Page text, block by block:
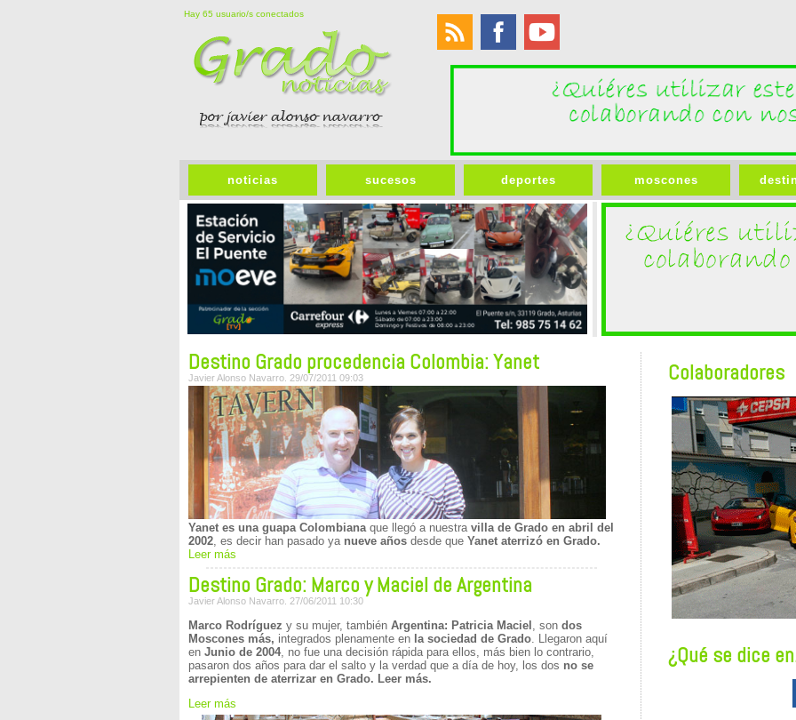
Hay 65 usuario/s conectados
noticias sucesos deportes moscones
Destino Grado procedencia Colombia: Yanet
Javier Alonso Navarro. 29/07/2011 09:03
Yanet es una guapa Colombianaque llegó a nuestra villa de Grado en abril del
2002, es decir han pasado ya nueve años desde que Yanet aterrizó en Grado.
Leer más
Destino Grado: Marco y Maciel de Argentina
Javier Alonso Navarro. 27/06/2011 10:30
Marco Rodríguez y su mujer, también Argentina: Patricia Maciel , son dos
Moscones más, integrados plenamente en la sociedad de Grado. Llegaron aquí
en Junio de 2004, no fue una decisión rápida para ellos, más bien lo contrario,
pasaron dos años para dar el salto y la verdad que a día de hoy, los dos no se
arrepienten de aterrizar en Grado. Leer más.
Leer más
Colaboradores
¿Qué se dice